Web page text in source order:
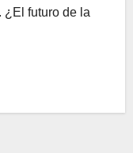
¿El futuro de la